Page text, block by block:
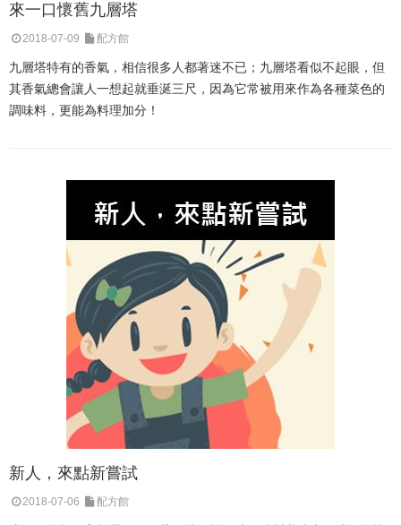
來一口懷舊九層塔
2018-07-09 配方館
九層塔特有的香氣，相信很多人都著迷不已；九層塔看似不起眼，但
其香氣總會讓人一想起就垂涎三尺，因為它常被用來作為各種菜色的
調味料，更能為料理加分！
新人，來點新嘗試
2018-07-06 配方館